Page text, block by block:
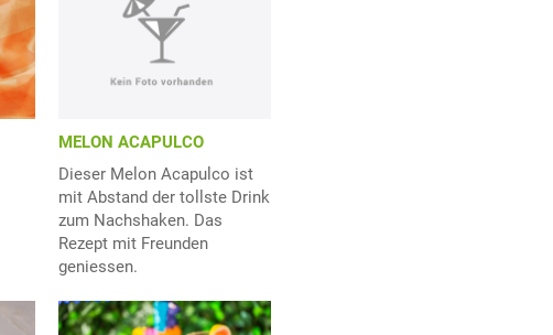
MELON ACAPULCO
Dieser Melon Acapulco ist
mit Abstand der tollste Drink
zum Nachshaken. Das
Rezept mit Freunden
geniessen.